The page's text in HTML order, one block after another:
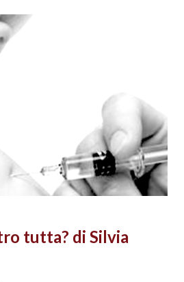
tutta? di Silvia